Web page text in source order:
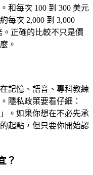
和每次 100 到 300 美元
每次 2,000 到 3,000
。正確的比較不只是價
。
記憶、語音、專科教練
隱私政策要看仔細：
。如果你想在不必先承
起點，但只要你開始認
？